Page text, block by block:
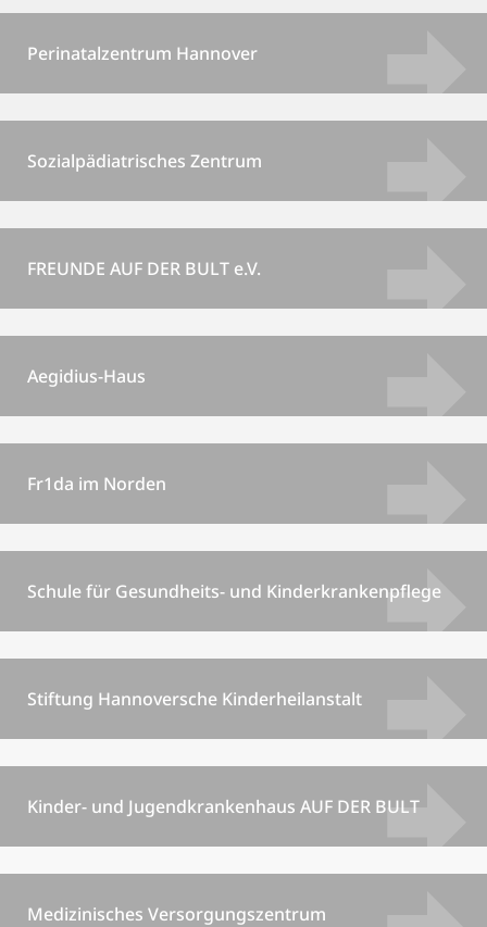
Perinatalzentrum Hannover
Sozialpädiatrisches Zentrum
FREUNDE AUF DER BULT e.V.
Aegidius-Haus
Fr1da im Norden
Schule für Gesundheits- und Kinderkrankenpflege
Stiftung Hannoversche Kinderheilanstalt
Kinder- und Jugendkrankenhaus AUF DER BULT
Medizinisches Versorgungszentrum